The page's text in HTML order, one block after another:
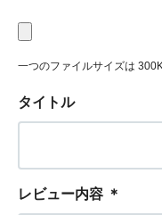
一つのファイルサイズは
タイトル
レビュー内容 ＊